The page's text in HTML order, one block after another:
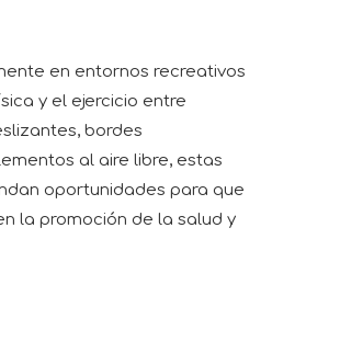
en entornos recreativos
y el ejercicio entre
bordes
al aire libre, estas
oportunidades para que
la promoción de la salud y